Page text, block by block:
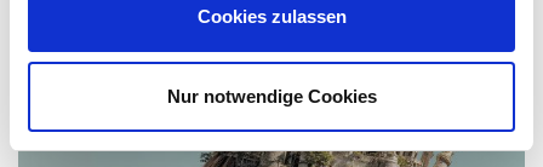
Cookies zulassen
Nur notwendige Cookies